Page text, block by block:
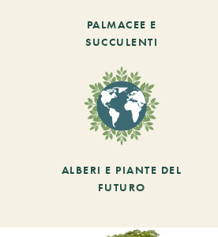
PALMACEE E
SUCCULENTI
ALBERI E PIANTE DEL
FUTURO